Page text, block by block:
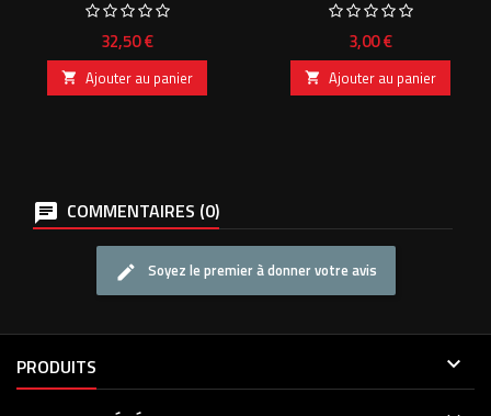
Prix
32,50 €
 Ajouter au panier
Prix
3,00 €
 Ajouter au panier
COMMENTAIRES (0)
Soyez le premier à donner votre avis
PRODUITS 